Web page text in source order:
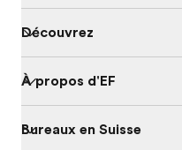
Découvrez
À propos d'EF
Bureaux en Suisse